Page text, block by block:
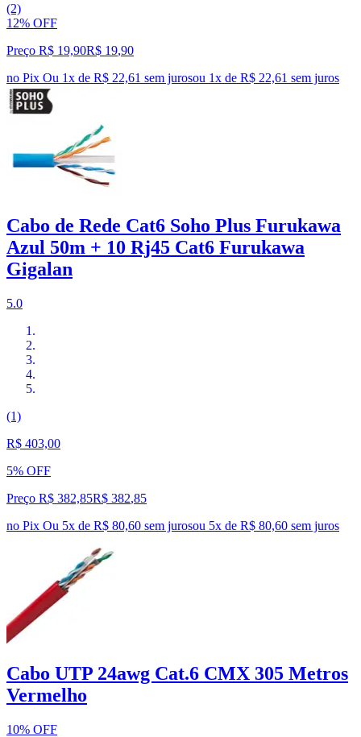
(2)
12% OFF
Preço R$ 19,90R$ 19,90
no Pix Ou 1x de R$ 22,61 sem jurosou 1x de R$ 22,61 sem juros
Cabo de Rede Cat6 Soho Plus Furukawa
Azul 50m + 10 Rj45 Cat6 Furukawa
Gigalan
5.0
(1)
R$ 403,00
5% OFF
Preço R$ 382,85R$ 382,85
no Pix Ou 5x de R$ 80,60 sem jurosou 5x de R$ 80,60 sem juros
Cabo UTP 24awg Cat.6 CMX 305 Metros
Vermelho
10% OFF